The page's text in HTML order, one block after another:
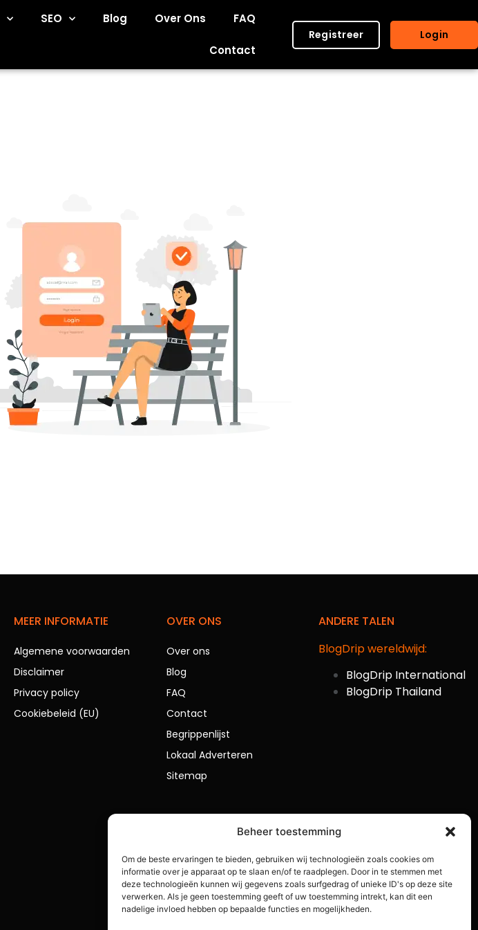
Beheer toestemming
Om de beste ervaringen te bieden, gebruiken wij technologieën zoals cookies om
informatie over je apparaat op te slaan en/of te raadplegen. Door in te stemmen met
deze technologieën kunnen wij gegevens zoals surfgedrag of unieke ID's op deze site
verwerken. Als je geen toestemming geeft of uw toestemming intrekt, kan dit een
nadelige invloed hebben op bepaalde functies en mogelijkheden.
SEO Blog Over Ons FAQ
Contact
Registreer Login
MEER INFORMATIE
Algemene voorwaarden
Disclaimer
Privacy policy
Cookiebeleid (EU)
OVER ONS
Over ons
Blog
FAQ
Contact
Begrippenlijst
Lokaal Adverteren
Sitemap
ANDERE TALEN
BlogDrip wereldwijd:
BlogDrip International
BlogDrip Thailand